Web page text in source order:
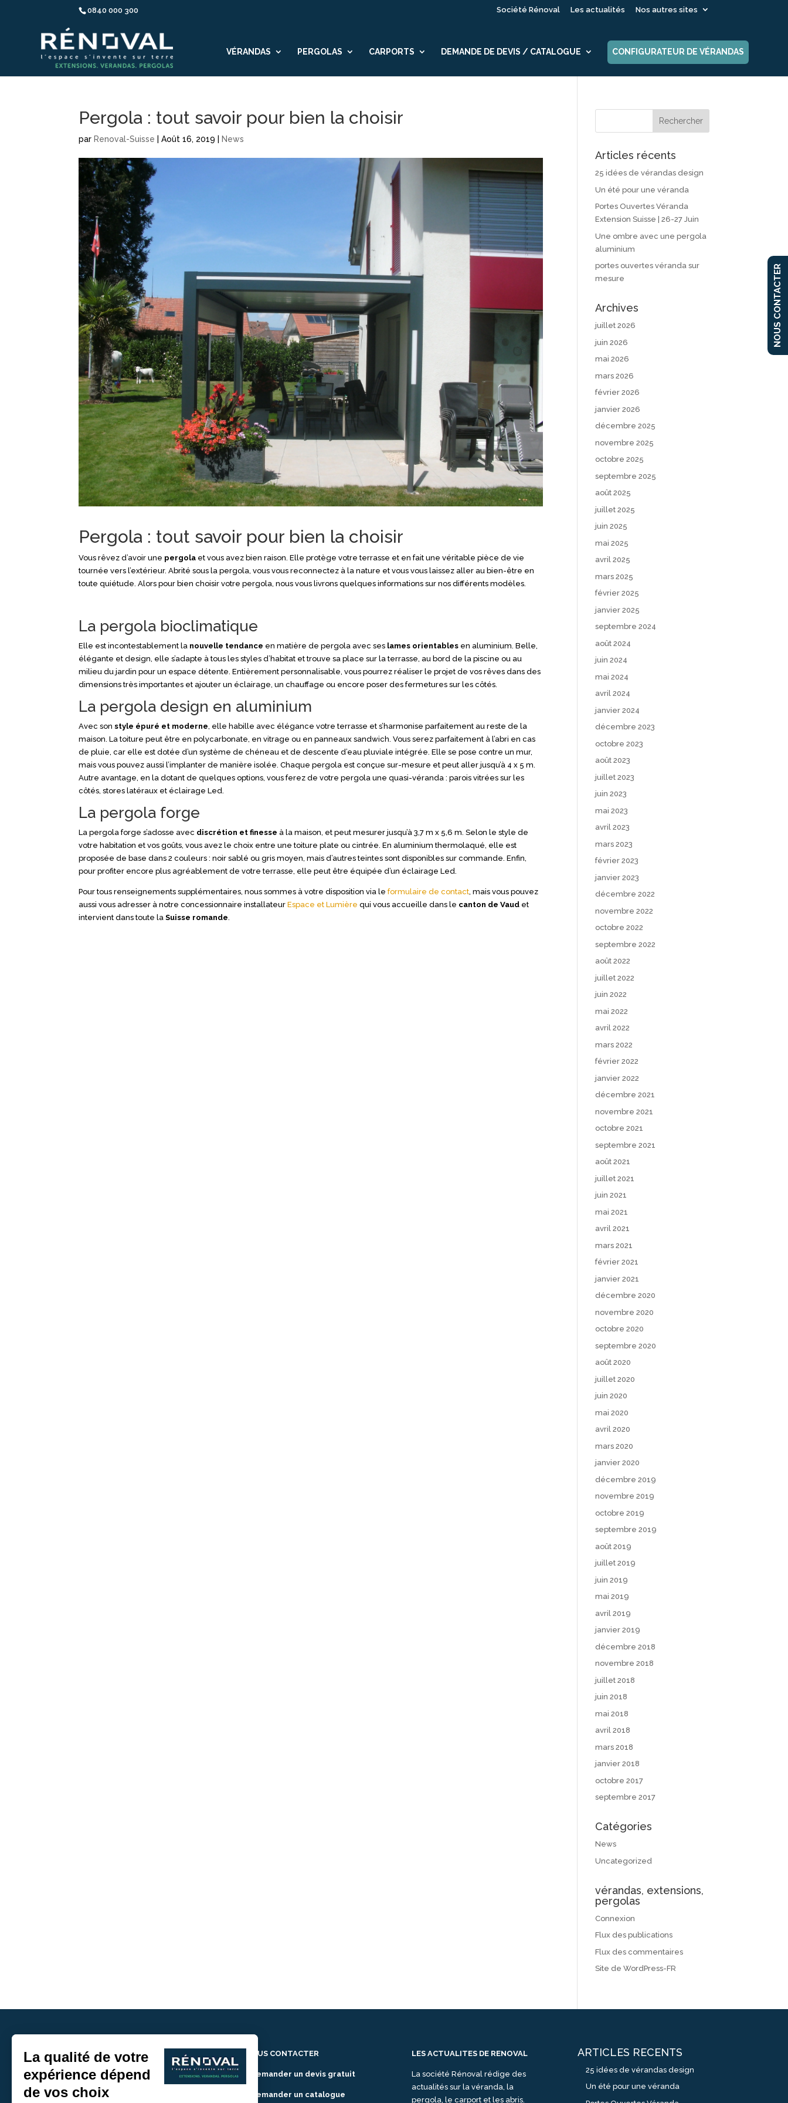
0840 000 300 Société Rénoval Les actualités Nos autres sites
VÉRANDAS PERGOLAS CARPORTS DEMANDE DE DEVIS / CATALOGUE CONFIGURATEUR DE VÉRANDAS
Pergola : tout savoir pour bien la choisir
par Renoval-Suisse |Août 16, 2019 News
Pergola : tout savoir pour bien la choisir
Vous rêvez d’avoir une pergola et vous avez bien raison. Elle protège votre terrasse et en fait une véritable pièce de vie
tournée vers l’extérieur. Abrité sous la pergola, vous vous reconnectez à la nature et vous vous laissez aller au bien-être en
toute quiétude. Alors pour bien choisir votre pergola, nous vous livrons quelques informations sur nos différents modèles.
La pergola bioclimatique
Elle est incontestablement la nouvelle tendance en matière de pergola avec ses lames orientables en aluminium. Belle,
élégante et design, elle s’adapte à tous les styles d’habitat et trouve sa place sur la terrasse, au bord de la piscine ou au
milieu du jardin pour un espace détente. Entièrement personnalisable, vous pourrez réaliser le projet de vos rêves dans des
dimensions très importantes et ajouter un éclairage, un chauffage ou encore poser des fermetures sur les côtés.
La pergola design en aluminium
Avec sonstyle épuré et moderne , elle habille avec élégance votre terrasse et s’harmonise parfaitement au reste de la
maison. La toiture peut être en polycarbonate, en vitrage ou en panneaux sandwich. Vous serez parfaitement à l’abri en cas
de pluie, car elle est dotée d’un système de chéneau et de descente d’eau pluviale intégrée. Elle se pose contre un mur,
mais vous pouvez aussi l’implanter de manière isolée. Chaque pergola est conçue sur-mesure et peut aller jusqu’à 4 x 5 m.
Autre avantage, en la dotant de quelques options, vous ferez de votre pergola une quasi-véranda : parois vitrées sur les
côtés, stores latéraux et éclairage Led.
La pergola forge
La pergola forge s’adosse avec discrétion et finesse à la maison, et peut mesurer jusqu’à 3,7 m x 5,6 m. Selon le style de
votre habitation et vos goûts, vous avez le choix entre une toiture plate ou cintrée. En aluminium thermolaqué, elle est
proposée de base dans 2 couleurs : noir sablé ou gris moyen, mais d’autres teintes sont disponibles sur commande. Enfin,
pour profiter encore plus agréablement de votre terrasse, elle peut être équipée d’un éclairage Led.
Pour tous renseignements supplémentaires, nous sommes à votre disposition via leformulaire de contact , mais vous pouvez
aussi vous adresser à notre concessionnaire installateurEspace et Lumière qui vous accueille dans le canton de Vaud et
intervient dans toute laSuisse romande
Articles récents
25 idées de vérandas design
Un été pour une véranda
Portes Ouvertes Véranda
Extension Suisse | 26-27 Juin
Une ombre avec une pergola
aluminium
portes ouvertes véranda sur
mesure
Archives
juillet 2026
juin 2026
mai 2026
mars 2026
février 2026
janvier 2026
décembre 2025
novembre 2025
octobre 2025
septembre 2025
août 2025
juillet 2025
juin 2025
mai 2025
avril 2025
mars 2025
février 2025
janvier 2025
septembre 2024
août 2024
juin 2024
mai 2024
avril 2024
janvier 2024
décembre 2023
octobre 2023
août 2023
juillet 2023
juin 2023
mai 2023
avril 2023
mars 2023
février 2023
janvier 2023
décembre 2022
novembre 2022
octobre 2022
septembre 2022
août 2022
juillet 2022
juin 2022
mai 2022
avril 2022
mars 2022
février 2022
janvier 2022
décembre 2021
novembre 2021
octobre 2021
septembre 2021
août 2021
juillet 2021
juin 2021
mai 2021
avril 2021
mars 2021
février 2021
janvier 2021
décembre 2020
novembre 2020
octobre 2020
septembre 2020
août 2020
juillet 2020
juin 2020
mai 2020
avril 2020
mars 2020
janvier 2020
décembre 2019
novembre 2019
octobre 2019
septembre 2019
août 2019
juillet 2019
juin 2019
mai 2019
avril 2019
janvier 2019
décembre 2018
novembre 2018
juillet 2018
juin 2018
mai 2018
avril 2018
mars 2018
janvier 2018
octobre 2017
septembre 2017
Catégories
News
Uncategorized
vérandas, extensions,
pergolas
Connexion
Flux des publications
Flux des commentaires
Site de WordPress-FR
NOUS CONTACTER
> Demander un devis gratuit
> Demander un catalogue
LES ACTUALITES DE RENOVAL
La société Rénoval rédige des
actualités sur la véranda, la
pergola, le carport et les abris.
ARTICLES RECENTS
25 idées de vérandas design
Un été pour une véranda
NOUS CONTACTER